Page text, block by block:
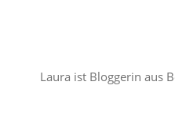
Laura ist Bloggerin aus